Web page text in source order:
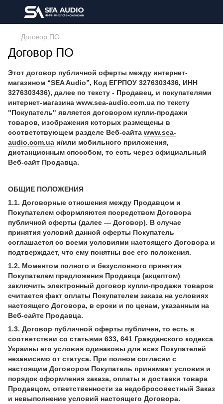
​​​​​​​Договор ПО
​​​​​​​Договор ПО
Этот договор публичной оферты между интернет-
магазином “SEA Audio”, Код ЕГРПОУ 3276303436, ИНН
3276303436), далее по тексту - Продавец, и покупателями
интернет-магазина www.sea-audio.com.ua по тексту
"Покупатель" является договором купли-продажи
товаров, изображения которых размещены в
соответствующем разделе Веб-сайта www.sea-
audio.com.ua и/или мобильного приложения,
дистанционным способом, то есть через официальный
Веб-сайт Продавца.
ОБЩИЕ ПОЛОЖЕНИЯ
1.1. Договорные отношения между Продавцом и
Покупателем оформляются посредством Договора
публичной оферты (далее — Договор). В случае
принятия условий данной оферты Покупатель
соглашается со всеми условиями настоящего Договора и
подтверждает, что ему понятны все его положения.
1.2. Моментом полного и безусловного принятия
Покупателем предложения Продавца (акцептом)
заключить электронный договор купли-продажи товаров
считается факт оплаты Покупателем заказа на условиях
настоящего Договора, в сроки и по ценам, указанным на
Веб-сайте Продавца.
1.3. Договор публичной оферты публичен, то есть в
соответствии со статьями 633, 641 Гражданского кодекса
Украины его условия одинаковы для всех Покупателей
независимо от статуса. При полном согласии с
настоящим Договором Покупатель принимает условия и
порядок оформления заказа, оплаты и доставки товара
Продавцом, ответственности за недобросовестный Заказ
и невыполнение условий настоящего Договора.